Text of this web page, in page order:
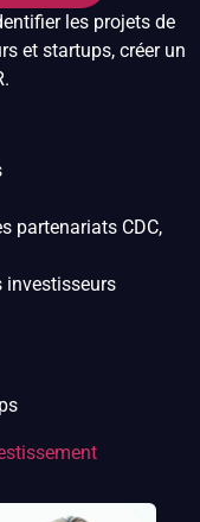
les projets de
et startups, créer un
partenariats CDC,
investisseurs